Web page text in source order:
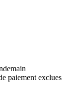
paiement exclues